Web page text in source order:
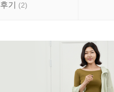
후기 (2)